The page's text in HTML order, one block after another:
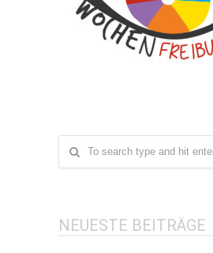
NEUESTE BEITRÄGE